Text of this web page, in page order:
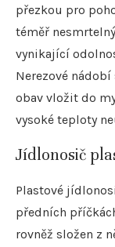
přezkou pro
téměř
vynikající
Nerezové
obav vložit do
vysoké teploty
Jídlonosič
Plastové
předních
rovněž složen z